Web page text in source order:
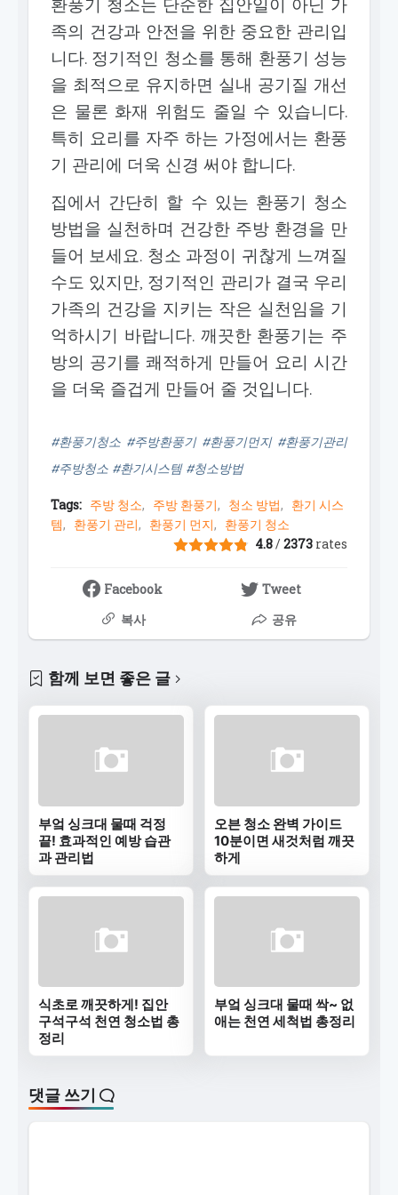
족의 건강과 안전을 위한 중요한 관리입
니다. 정기적인 청소를 통해 환풍기 성능
을 최적으로 유지하면 실내 공기질 개선
은 물론 화재 위험도 줄일 수 있습니다.
특히 요리를 자주 하는 가정에서는 환풍
기 관리에 더욱 신경 써야 합니다.
집에서 간단히 할 수 있는 환풍기 청소
방법을 실천하며 건강한 주방 환경을 만
들어 보세요. 청소 과정이 귀찮게 느껴질
수도 있지만, 정기적인 관리가 결국 우리
가족의 건강을 지키는 작은 실천임을 기
억하시기 바랍니다. 깨끗한 환풍기는 주
방의 공기를 쾌적하게 만들어 요리 시간
을 더욱 즐겁게 만들어 줄 것입니다.
#환풍기청소 #주방환풍기 #환풍기먼지 #환풍기관리
#주방청소 #환기시스템 #청소방법
Tags: 주방 청소 주방 환풍기 청소 방법
환기 시스
템
환풍기 관리 환풍기 먼지
환풍기 청소
4.8/2373 rates
Facebook
Tweet
복사
공유
함께 보면 좋은 글
부엌 싱크대 물때 걱정
끝! 효과적인 예방 습관
과 관리법
오븐 청소 완벽 가이드
10분이면 새것처럼 깨끗
하게
식초로 깨끗하게! 집안
구석구석 천연 청소법 총
정리
부엌 싱크대 물때 싹~ 없
애는 천연 세척법 총정리
댓글 쓰기